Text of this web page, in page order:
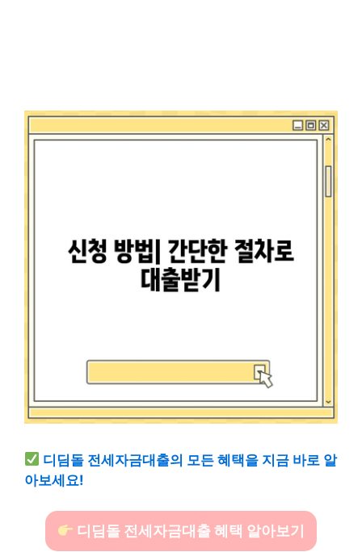
디딤돌 전세자금대출의 모든 혜택을 지금 바로 알
아보세요!
디딤돌 전세자금대출 혜택 알아보기